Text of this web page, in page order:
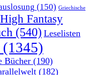
(150) Griechische
High Fantasy
(540) Leselisten
(1345)
Bücher (190)
(182)